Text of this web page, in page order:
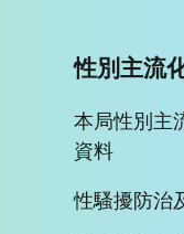
性別主流
本局性別主
資料
性騷擾防治